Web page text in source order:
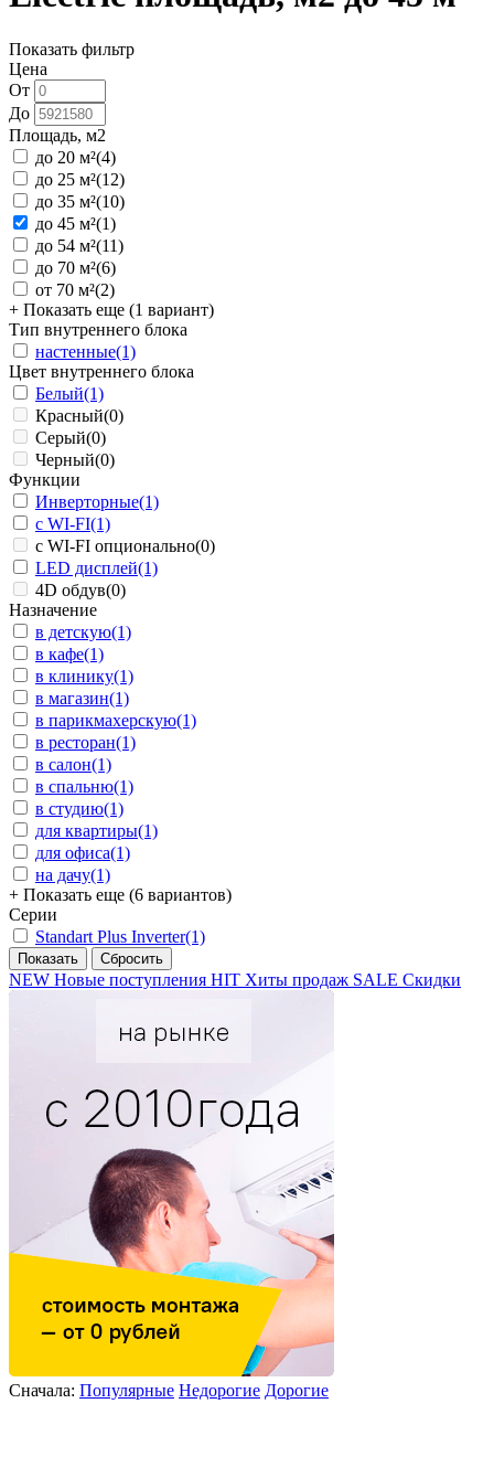
Показать фильтр
Цена
От
До
Площадь, м2
до 20 м²(4)
до 25 м²(12)
до 35 м²(10)
до 45 м²(1)
до 54 м²(11)
до 70 м²(6)
от 70 м²(2)
+ Показать еще (1 вариант)
Тип внутреннего блока
настенные(1)
Цвет внутреннего блока
Белый(1)
Красный(0)
Серый(0)
Черный(0)
Функции
Инверторные(1)
с WI-FI(1)
с WI-FI опционально(0)
LED дисплей(1)
4D обдув(0)
Назначение
в детскую(1)
в кафе(1)
в клинику(1)
в магазин(1)
в парикмахерскую(1)
в ресторан(1)
в салон(1)
в спальню(1)
в студию(1)
для квартиры(1)
для офиса(1)
на дачу(1)
+ Показать еще (6 вариантов)
Серии
Standart Plus Inverter(1)
NEW Новые поступления HIT Хиты продаж SALE Скидки
Сначала: Популярные Недорогие Дорогие